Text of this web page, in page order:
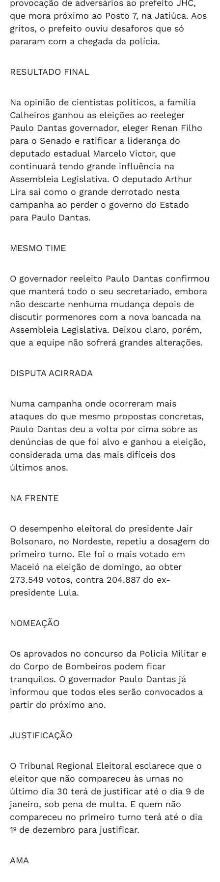
provocação de adversários ao prefeito JHC,
que mora próximo ao Posto 7, na Jatiúca. Aos
gritos, o prefeito ouviu desaforos que só
pararam com a chegada da polícia.
RESULTADO FINAL
Na opinião de cientistas políticos, a família
Calheiros ganhou as eleições ao reeleger
Paulo Dantas governador, eleger Renan Filho
para o Senado e ratificar a liderança do
deputado estadual Marcelo Victor, que
continuará tendo grande influência na
Assembleia Legislativa. O deputado Arthur
Lira sai como o grande derrotado nesta
campanha ao perder o governo do Estado
para Paulo Dantas.
MESMO TIME
O governador reeleito Paulo Dantas confirmou
que manterá todo o seu secretariado, embora
não descarte nenhuma mudança depois de
discutir pormenores com a nova bancada na
Assembleia Legislativa. Deixou claro, porém,
que a equipe não sofrerá grandes alterações.
DISPUTA ACIRRADA
Numa campanha onde ocorreram mais
ataques do que mesmo propostas concretas,
Paulo Dantas deu a volta por cima sobre as
denúncias de que foi alvo e ganhou a eleição,
considerada uma das mais difíceis dos
últimos anos.
NA FRENTE
O desempenho eleitoral do presidente Jair
Bolsonaro, no Nordeste, repetiu a dosagem do
primeiro turno. Ele foi o mais votado em
Maceió na eleição de domingo, ao obter
273.549 votos, contra 204.887 do ex-
presidente Lula.
NOMEAÇÃO
Os aprovados no concurso da Polícia Militar e
do Corpo de Bombeiros podem ficar
tranquilos. O governador Paulo Dantas já
informou que todos eles serão convocados a
partir do próximo ano.
JUSTIFICAÇÃO
O Tribunal Regional Eleitoral esclarece que o
eleitor que não compareceu às urnas no
último dia 30 terá de justificar até o dia 9 de
janeiro, sob pena de multa. E quem não
compareceu no primeiro turno terá até o dia
1º de dezembro para justificar.
AMA